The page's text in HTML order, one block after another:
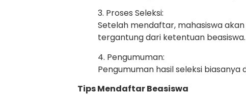
3. Proses Seleksi:
Setelah mendaftar, mahasiswa
tergantung dari ketentuan beasiswa.
4. Pengumuman:
Pengumuman hasil seleksi
Tips Mendaftar Beasiswa